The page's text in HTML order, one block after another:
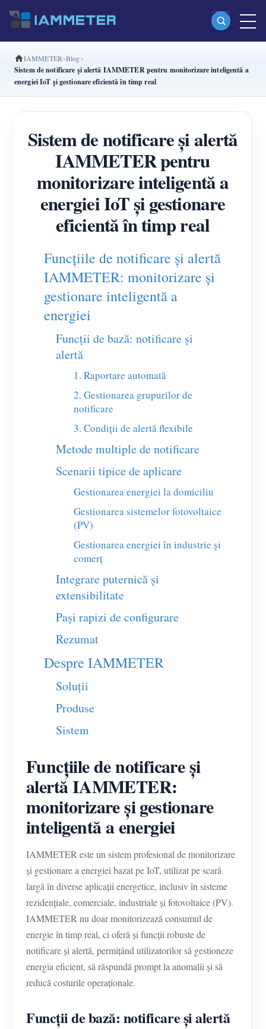
Produse
Contor de energie Wi-Fi monofazat (WEM3080)
Contor de energie Wi-Fi split-phase (WEM2067)
Contor de energie Wi-Fi trifazat (WEM3080T)
Contor de energie Wi-Fi trifazat (WEM3046T)
Contor de energie Wi-Fi trifazat (WEM3050T)
Controler de putere WiFi
IAMMETER Cloud Pro
Încărcător EV
Simulator IAMMETER
Contor virtual
Sistem de prognoză și simulare energetică
Aplicații
Monitor consum electric
Sistem de control încălzitor FV
Automatizare locuință
Monitorizare energetică pentru fabrici
Magazin
Resurse
Ghid rapid produs
Noutăți
Blog
Centrul contribuitorilor
Activități IAMMETER
Forum
Explorare site
Clasament FV
Soluții
Contact
Despre noi
IAMMETER Blog
Sistem de notificare și alertă IAMMETER pentru monitorizare inteligentă a
energiei IoT și gestionare eficientă în timp real
Sistem de notificare și alertă
IAMMETER pentru
monitorizare inteligentă a
energiei IoT și gestionare
eficientă în timp real
Funcțiile de notificare și alertă
IAMMETER: monitorizare și
gestionare inteligentă a
energiei
Funcții de bază: notificare și
alertă
1. Raportare automată
2. Gestionarea grupurilor de
notificare
3. Condiții de alertă flexibile
Metode multiple de notificare
Scenarii tipice de aplicare
Gestionarea energiei la domiciliu
Gestionarea sistemelor fotovoltaice
(PV)
Gestionarea energiei în industrie și
comerț
Integrare puternică și
extensibilitate
Pași rapizi de configurare
Rezumat
Despre IAMMETER
Soluții
Produse
Sistem
Funcțiile de notificare și
alertă IAMMETER:
monitorizare și gestionare
inteligentă a energiei
IAMMETER este un sistem profesional de monitorizare
și gestionare a energiei bazat pe IoT, utilizat pe scară
largă în diverse aplicații energetice, inclusiv în sisteme
rezidențiale, comerciale, industriale și fotovoltaice (PV).
IAMMETER nu doar monitorizează consumul de
energie în timp real, ci oferă și funcții robuste de
notificare și alertă, permițând utilizatorilor să gestioneze
energia eficient, să răspundă prompt la anomalii și să
reducă costurile operaționale.
Funcții de bază: notificare și alertă